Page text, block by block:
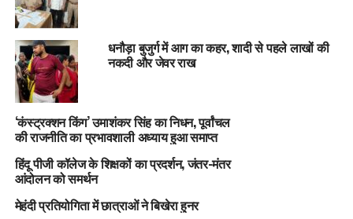
धनौड़ा बुजुर्ग में आग का कहर, शादी से पहले लाखों की
नकदी और जेवर राख
‘कंस्ट्रक्शन किंग’ उमाशंकर सिंह का निधन, पूर्वांचल
की राजनीति का प्रभावशाली अध्याय हुआ समाप्त
हिंदू पीजी कॉलेज के शिक्षकों का प्रदर्शन, जंतर-मंतर
आंदोलन को समर्थन
मेहंदी प्रतियोगिता में छात्राओं ने बिखेरा हुनर